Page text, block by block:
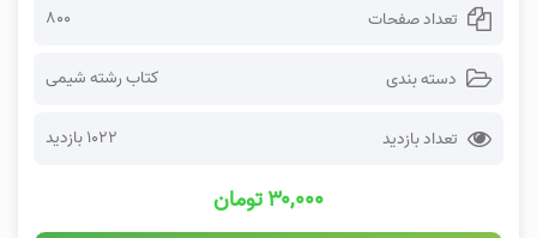
تعداد صفحات 800
دسته بندی کتاب رشته شیمی
تعداد بازدید 1022 بازدید
۳۰,۰۰۰ تومان